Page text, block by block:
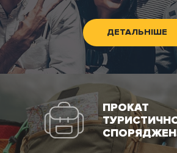
ДЕТАЛЬНІШЕ
ПРОКАТ